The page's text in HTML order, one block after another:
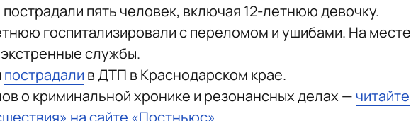
пять человек, включая 12-летнюю девочку.
госпитализировали с переломом и ушибами. На месте
службы.
пострадали в ДТП в Краснодарском крае.
о криминальной хронике и резонансных делах —читайте
на сайте «Постньюс»